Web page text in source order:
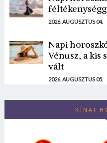
2026. AUGUSZTUS 04.
Napi
Vénusz, a kis
vált
2026. AUGUSZTUS 05.
KÍNAI